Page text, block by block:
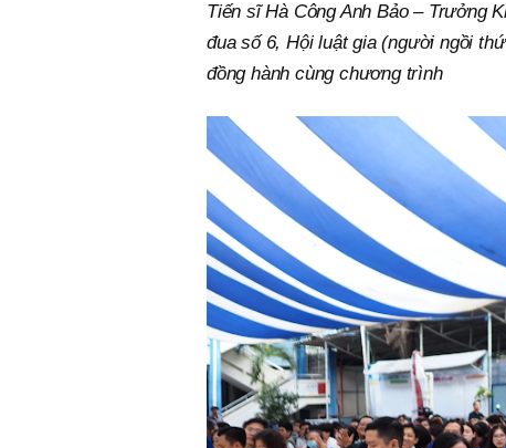
Tiến sĩ Hà Công Anh Bảo – Trưởng
đua số 6, Hội luật gia (người ngồi
đồng hành cùng chương trình